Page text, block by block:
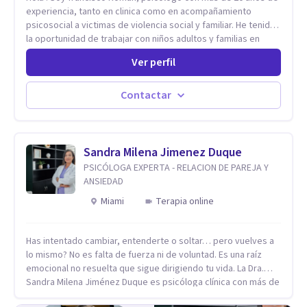
experiencia, tanto en clinica como en acompañamiento
psicosocial a victimas de violencia social y familiar. He tenido
la oportunidad de trabajar con niños adultos y familias en
todos los espacios y esto me ha dado un una variedad de
aprendizajes que ahora pongo a tu disposicion. En la
actualidad puedo atenderte de manera presencial y/o virtual,
de lunes a sabado. el costo de cada sesión lo acordamos en
el primer contacto
Ver perfil
Contactar
Sandra Milena Jimenez Duque
PSICÓLOGA EXPERTA - RELACION DE PAREJA Y
ANSIEDAD
Miami
Terapia online
Has intentado cambiar, entenderte o soltar… pero vuelves a
lo mismo? No es falta de fuerza ni de voluntad. Es una raíz
emocional no resuelta que sigue dirigiendo tu vida. La Dra.
Sandra Milena Jiménez Duque es psicóloga clínica con más de